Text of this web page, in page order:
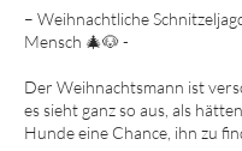
– Weihnachtliche
Mensch 🎄🐶 -
Der Weihnachtsmann ist
es sieht ganz so aus, als
Hunde eine Chance, ihn zu